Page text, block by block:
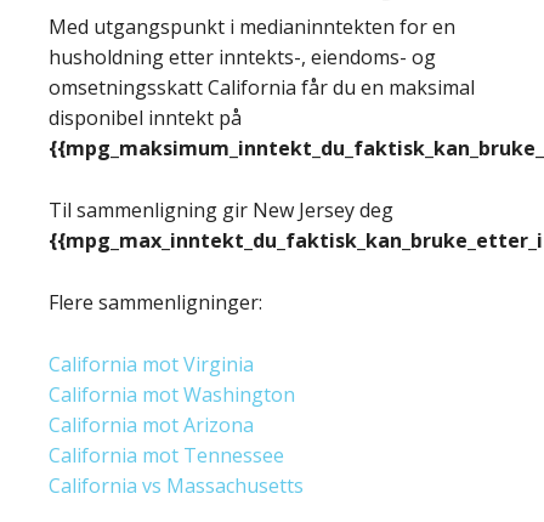
Med utgangspunkt i medianinntekten for en
husholdning etter inntekts-, eiendoms- og
omsetningsskatt California får du en maksimal
disponibel inntekt på
Til sammenligning gir New Jersey deg
Flere sammenligninger:
California mot Virginia
California mot Washington
California mot Arizona
California mot Tennessee
California vs Massachusetts